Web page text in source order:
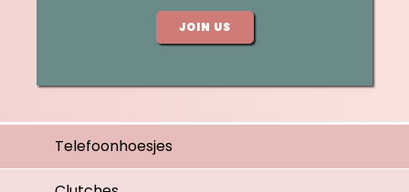
JOIN US
Telefoonhoesjes